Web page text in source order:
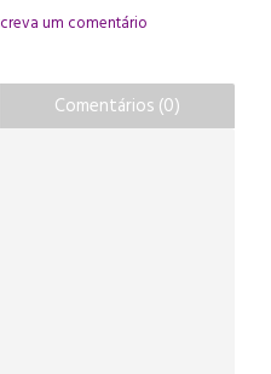
um comentário
Comentários (0)